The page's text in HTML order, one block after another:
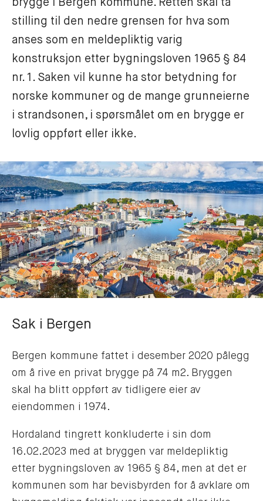
brygge i Bergen kommune. Retten skal ta
stilling til den nedre grensen for hva som
anses som en meldepliktig varig
konstruksjon etter bygningsloven 1965 § 84
nr. 1. Saken vil kunne ha stor betydning for
norske kommuner og de mange grunneierne
i strandsonen, i spørsmålet om en brygge er
lovlig oppført eller ikke.
Sak i Bergen
Bergen kommune fattet i desember 2020 pålegg
om å rive en privat brygge på 74 m2. Bryggen
skal ha blitt oppført av tidligere eier av
eiendommen i 1974.
Hordaland tingrett konkluderte i sin dom
16.02.2023 med at bryggen var meldepliktig
etter bygningsloven av 1965 § 84, men at det er
kommunen som har bevisbyrden for å avklare om